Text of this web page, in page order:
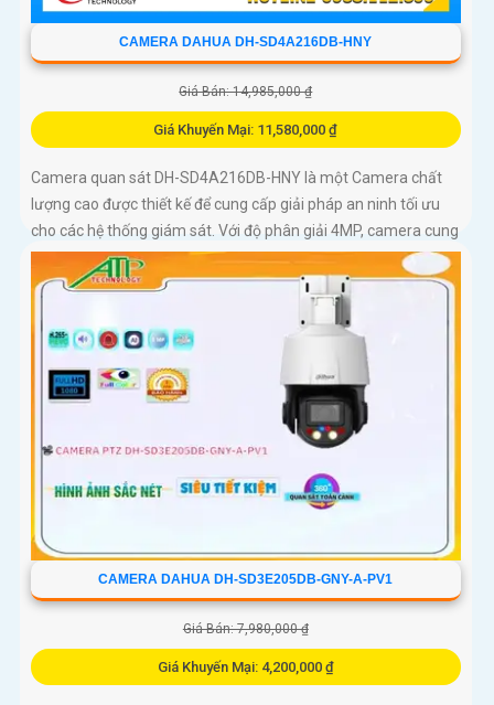
CAMERA DAHUA DH-SD4A216DB-HNY
Giá Bán: 14,985,000 ₫
Giá Khuyến Mại: 11,580,000 ₫
Camera quan sát DH-SD4A216DB-HNY là một Camera chất
lượng cao được thiết kế để cung cấp giải pháp an ninh tối ưu
cho các hệ thống giám sát. Với độ phân giải 4MP, camera cung
cấp hình ảnh sắc nét và chi tiết
CAMERA DAHUA DH-SD3E205DB-GNY-A-PV1
Giá Bán: 7,980,000 ₫
Giá Khuyến Mại: 4,200,000 ₫